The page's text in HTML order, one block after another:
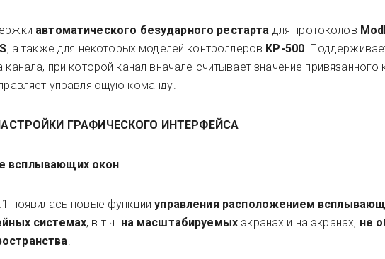
автоматического безударного рестарта для протоколов
, а также для некоторых моделей контроллеров КР-500 .
при которой канал вначале считывает значение привязанного
управляющую команду.
ГРАФИЧЕСКОГО ИНТЕРФЕЙСА
всплывающих окон
появилась новые функцииуправления расположением
системах, в т.ч. на масштабируемых экранах и на экранах, не